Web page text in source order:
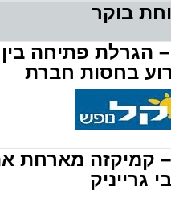
בוקר
הגרלת פתיחה בין
בחסות חברת
קמיקזה מארחת
גרייניק